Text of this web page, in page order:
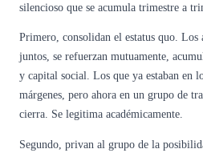
silencioso que se acumula trimestre a
Primero, consolidan el estatus quo. Los
juntos, se refuerzan mutuamente,
y capital social. Los que ya estaban en
márgenes, pero ahora en un grupo de
cierra. Se legitima académicamente.
Segundo, privan al grupo de la